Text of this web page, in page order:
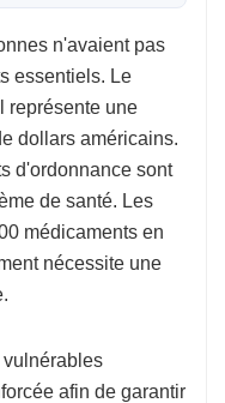
n'avaient pas
essentiels. Le
représente une
dollars américains.
d'ordonnance sont
de santé. Les
médicaments en
nécessite une
afin de garantir